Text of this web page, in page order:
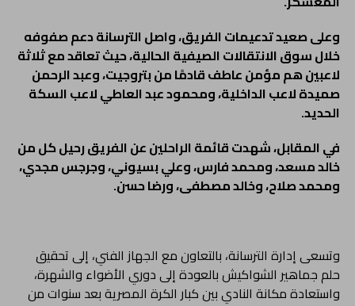
وعلى صعيد تدعيمات الفريق، واصل الترسانة دعم صفوفه
خلال سوق الانتقالات الصيفية الحالية، حيث تعاقد مع ثلاثة
لاعبين هم مؤمن عاطف قادمًا من بتروجيت، وعبد الرحمن
صميدة لاعب الداخلية، ومحمود عبد العاطي لاعب السكة
الحديد.
في المقابل، شهدت قائمة الراحلين عن الفريق رحيل كل من
خالد مسعد، ومحمد فارس، وعلي بسيوني، وجرجس مجدي،
ومحمد صلاح، وخالد مصطفى، ورضا حسن.
وتسعى إدارة الترسانة، بالتعاون مع الجهاز الفني، إلى تحقيق
حلم جماهير الشواكيش بالعودة إلى دوري الأضواء والشهرة،
واستعادة مكانة النادي بين كبار الكرة المصرية بعد سنوات من